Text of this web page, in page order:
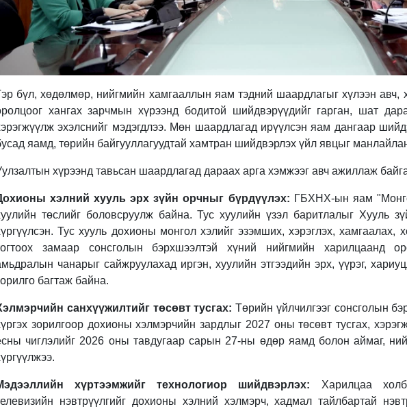
бүл, хөдөлмөр, нийгмийн хамгааллын яам тэдний шаардлагыг хүлээн авч,
хангах зарчмын хүрээнд бодитой шийдвэрүүдийг гарган, шат
эхэлснийг мэдэгдлээ. Мөн шаардлагад ирүүлсэн яам дангаар
яамд, төрийн байгууллагуудтай хамтран шийдвэрлэх үйл явцыг
хүрээнд тавьсан шаардлагад дараах арга хэмжээг авч ажиллаж
хэлний хууль эрх зүйн орчныг бүрдүүлэх: ГБХНХ-ын яам
төслийг боловсруулж байна. Тус хуулийн үзэл баритлалыг Хууль
Тус хууль дохионы монгол хэлийг эзэмших, хэрэглэх, хамгаалах,
замаар сонсголын бэрхшээлтэй хүний нийгмийн харилцаанд
чанарыг сайжруулахад иргэн, хуулийн этгээдийн эрх, үүрэг,
багтаж байна.
санхүүжилтийг төсөвт тусгах:Төрийн үйлчилгээг сонсголын
зорилгоор дохионы хэлмэрчийн зардлыг 2027 оны төсөвт тусгах,
чиглэлийг 2026 оны тавдугаар сарын 27-ны өдөр яамд болон аймаг,
хүртээмжийг технологиор шийдвэрлэх: Харилцаа
нэвтрүүлгийг дохионы хэлний хэлмэрч, хадмал тайлбартай